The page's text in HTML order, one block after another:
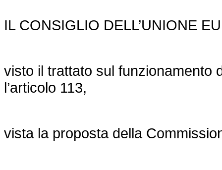
IL CONSIGLIO DELL’UNIONE
visto il trattato sul funzionamento
l’articolo 113,
vista la proposta della